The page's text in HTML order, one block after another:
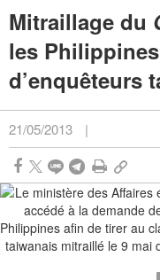
Mitraillage du
les
d’enquêteurs
21/05/2013 |